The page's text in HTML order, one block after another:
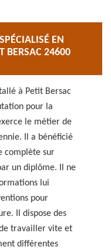
EN
BERSAC 24600
à Petit Bersac
pour la
le métier de
Il a bénéficié
complète sur
un diplôme. Il ne
lui
pour
Il dispose des
travailler vite et
différentes